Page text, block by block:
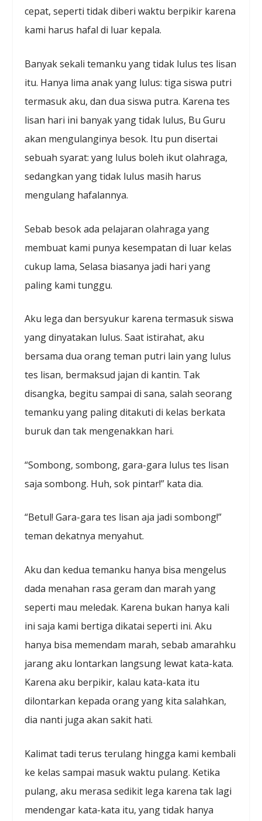
cepat, seperti tidak diberi waktu berpikir karena
kami harus hafal di luar kepala.
Banyak sekali temanku yang tidak lulus tes lisan
itu. Hanya lima anak yang lulus: tiga siswa putri
termasuk aku, dan dua siswa putra. Karena tes
lisan hari ini banyak yang tidak lulus, Bu Guru
akan mengulanginya besok. Itu pun disertai
sebuah syarat: yang lulus boleh ikut olahraga,
sedangkan yang tidak lulus masih harus
mengulang hafalannya.
Sebab besok ada pelajaran olahraga yang
membuat kami punya kesempatan di luar kelas
cukup lama, Selasa biasanya jadi hari yang
paling kami tunggu.
Aku lega dan bersyukur karena termasuk siswa
yang dinyatakan lulus. Saat istirahat, aku
bersama dua orang teman putri lain yang lulus
tes lisan, bermaksud jajan di kantin. Tak
disangka, begitu sampai di sana, salah seorang
temanku yang paling ditakuti di kelas berkata
buruk dan tak mengenakkan hari.
“Sombong, sombong, gara-gara lulus tes lisan
saja sombong. Huh, sok pintar!” kata dia.
“Betul! Gara-gara tes lisan aja jadi sombong!”
teman dekatnya menyahut.
Aku dan kedua temanku hanya bisa mengelus
dada menahan rasa geram dan marah yang
seperti mau meledak. Karena bukan hanya kali
ini saja kami bertiga dikatai seperti ini. Aku
hanya bisa memendam marah, sebab amarahku
jarang aku lontarkan langsung lewat kata-kata.
Karena aku berpikir, kalau kata-kata itu
dilontarkan kepada orang yang kita salahkan,
dia nanti juga akan sakit hati.
Kalimat tadi terus terulang hingga kami kembali
ke kelas sampai masuk waktu pulang. Ketika
pulang, aku merasa sedikit lega karena tak lagi
mendengar kata-kata itu, yang tidak hanya